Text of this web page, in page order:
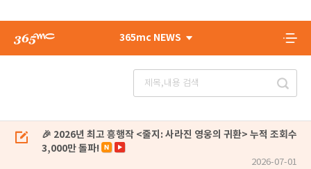
365mc NEWS
🎉 2026년 최고 흥행작 <줄지: 사라진 영웅의 귀환> 누적 조회수
3,000만 돌파!
2026-07-01